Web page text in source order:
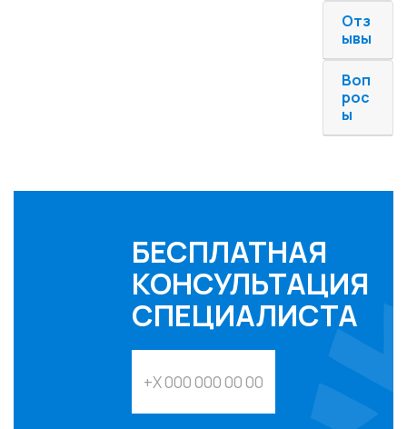
Отз
ывы
Воп
рос
ы
БЕСПЛАТНАЯ
КОНСУЛЬТАЦИЯ
СПЕЦИАЛИСТА